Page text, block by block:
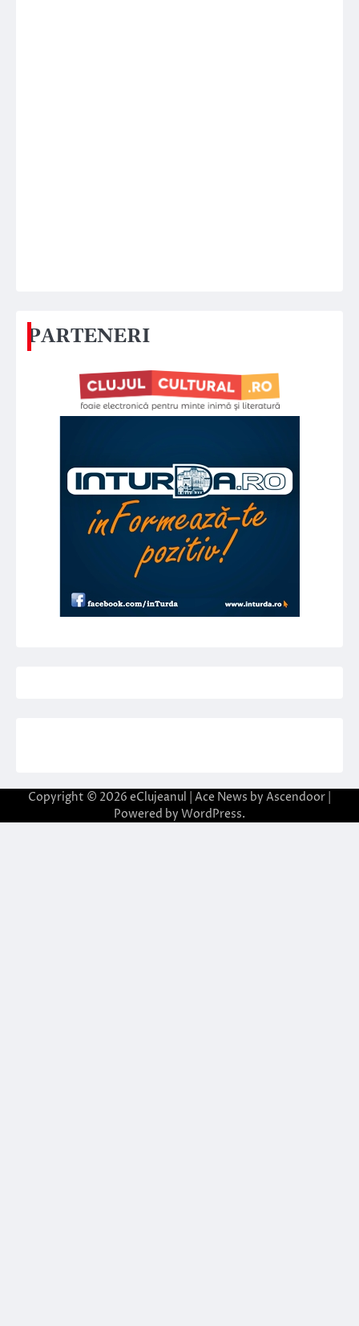
PARTENERI
Copyright © 2026 eClujeanul | Ace News by Ascendoor
Powered by WordPress.